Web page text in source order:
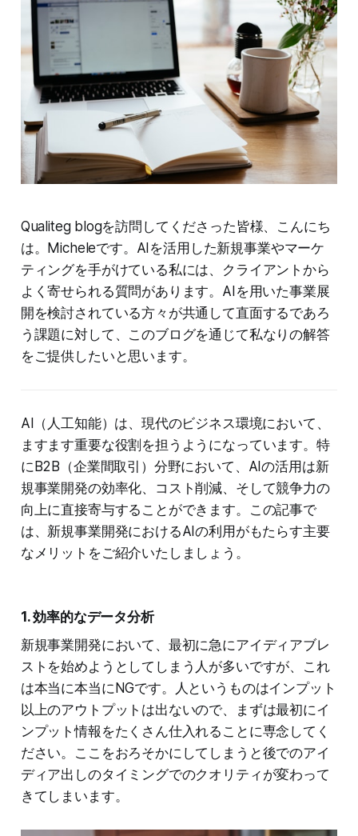
Qualiteg blogを訪問してくださった皆様、こんにち
は。Micheleです。AIを活用した新規事業やマーケ
ティングを手がけている私には、クライアントから
よく寄せられる質問があります。AIを用いた事業展
開を検討されている方々が共通して直面するであろ
う課題に対して、このブログを通じて私なりの解答
をご提供したいと思います。
AI（人工知能）は、現代のビジネス環境において、
ますます重要な役割を担うようになっています。特
にB2B（企業間取引）分野において、AIの活用は新
規事業開発の効率化、コスト削減、そして競争力の
向上に直接寄与することができます。この記事で
は、新規事業開発におけるAIの利用がもたらす主要
なメリットをご紹介いたしましょう。
1. 効率的なデータ分析
新規事業開発において、最初に急にアイディアブレ
ストを始めようとしてしまう人が多いですが、これ
は本当に本当にNGです。人というものはインプット
以上のアウトプットは出ないので、まずは最初にイ
ンプット情報をたくさん仕入れることに専念してく
ださい。ここをおろそかにしてしまうと後でのアイ
ディア出しのタイミングでのクオリティが変わって
きてしまいます。